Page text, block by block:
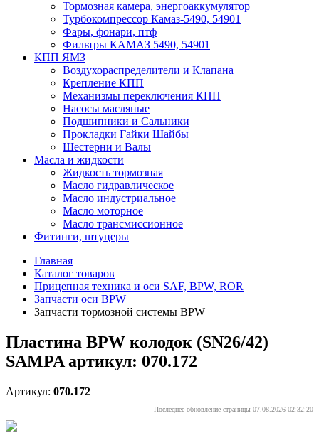
Тормозная камера, энергоаккумулятор
Турбокомпрессор Камаз-5490, 54901
Фары, фонари, птф
Фильтры КАМАЗ 5490, 54901
КПП ЯМЗ
Воздухораспределители и Клапана
Крепление КПП
Механизмы переключения КПП
Насосы масляные
Подшипники и Сальники
Прокладки Гайки Шайбы
Шестерни и Валы
Масла и жидкости
Жидкость тормозная
Масло гидравлическое
Масло индустриальное
Масло моторное
Масло трансмиссионное
Фитинги, штуцеры
Главная
Каталог товаров
Прицепная техника и оси SAF, BPW, ROR
Запчасти оси BPW
Запчасти тормозной системы BPW
Пластина BPW колодок (SN26/42)
SAMPA артикул: 070.172
Артикул: 070.172
Последнее обновление страницы 07.08.2026 02:32:20